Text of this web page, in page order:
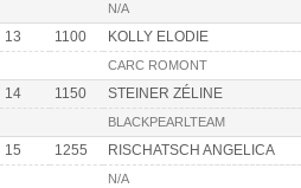
N/A
13 1100 KOLLY ELODIE
CARC ROMONT
14 1150 STEINER ZÉLINE
BLACKPEARLTEAM
15 1255 RISCHATSCH ANGELICA
N/A